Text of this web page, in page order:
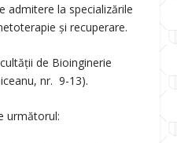
admitere la specializările
și recuperare.
de Bioinginerie
nr. 9-13).
următorul: